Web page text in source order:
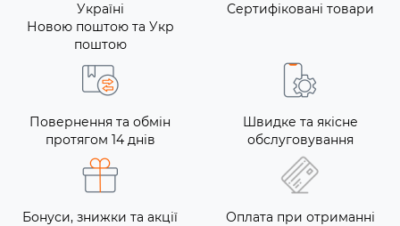
Україні
Новою поштою та Укр
поштою
Сертифіковані товари
Повернення та обмін
протягом 14 днів
Швидке та якісне
обслуговування
Бонуси, знижки та акції Оплата при отриманні